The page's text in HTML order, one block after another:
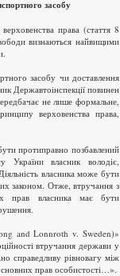
засобу
права (стаття 8
визнаються найвищими
засобу чи доставлення
Державтоінспекції повинен
не лише формальне,
верховенства права,
протиправно позбавлений
України власник володіє,
власника може бути
законом. Отже, втручання з
прав власника має бути
and Lonnroth v. Sweden)»
втручання держави у
справедливу рівновагу між
прав особистості…».